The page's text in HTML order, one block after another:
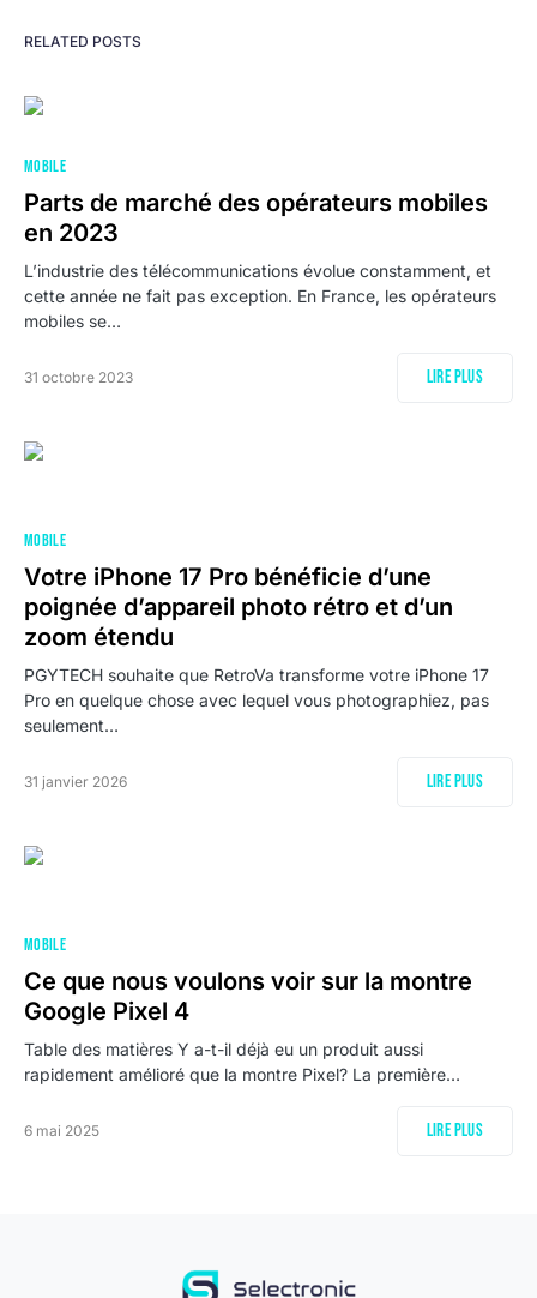
RELATED POSTS
MOBILE
Parts de marché des opérateurs mobiles
en 2023
L’industrie des télécommunications évolue constamment, et
cette année ne fait pas exception. En France, les opérateurs
mobiles se…
31 octobre 2023 Lire plus
MOBILE
Votre iPhone 17 Pro bénéficie d’une
poignée d’appareil photo rétro et d’un
zoom étendu
PGYTECH souhaite que RetroVa transforme votre iPhone 17
Pro en quelque chose avec lequel vous photographiez, pas
seulement…
31 janvier 2026 Lire plus
MOBILE
Ce que nous voulons voir sur la montre
Google Pixel 4
Table des matières Y a-t-il déjà eu un produit aussi
rapidement amélioré que la montre Pixel? La première…
6 mai 2025 Lire plus